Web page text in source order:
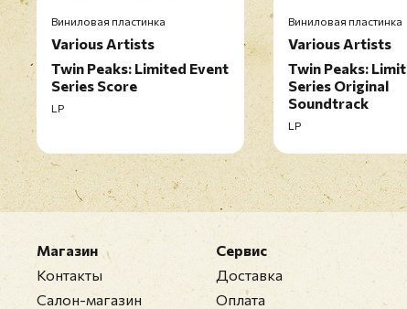
Виниловая пластинка
Various Artists
Twin Peaks: Limited Event
Series Score
LP
Виниловая пластинка
Various Artists
Twin Peaks:
Series Original
Soundtrack
LP
Магазин
Контакты
Салон-магазин
Сервис
Доставка
Оплата